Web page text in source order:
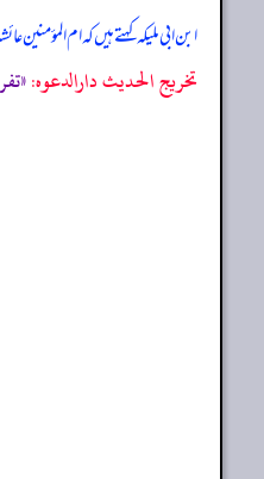
ابن ابی ملیکہ کہتے ہیں کہام المؤمنین
تخریج الحدیث دارالدعوہ: